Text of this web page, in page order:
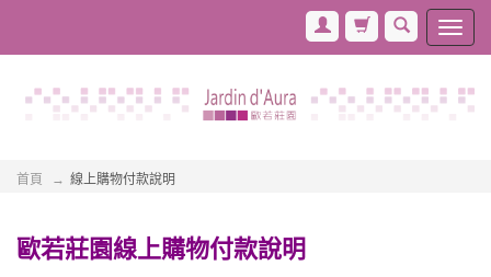
首頁 線上購物付款說明
歐若莊園線上購物付款說明